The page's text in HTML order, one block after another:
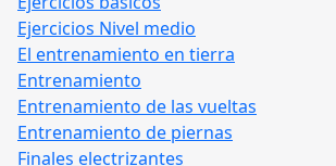
Ejercicios Nivel medio
El entrenamiento en tierra
Entrenamiento
Entrenamiento de las vueltas
Entrenamiento de piernas
Finales electrizantes